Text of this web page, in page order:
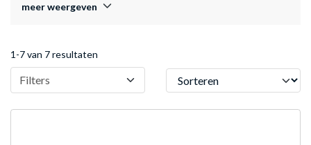
meer weergeven
1-7 van 7 resultaten
Filters Sorteren